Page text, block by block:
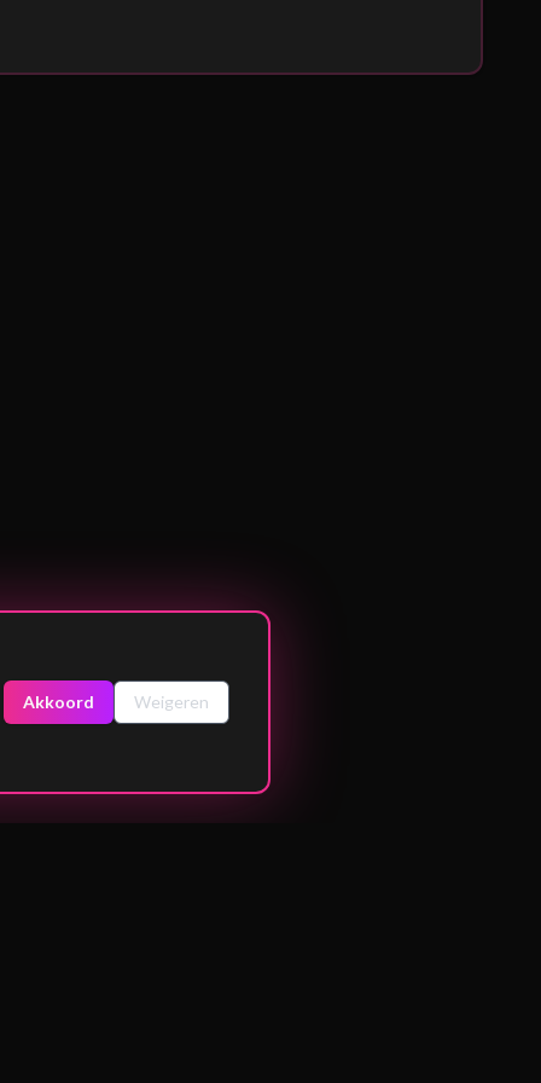
Akkoord Weigeren